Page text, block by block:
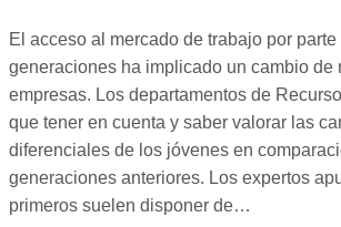
El acceso al mercado de trabajo por
generaciones ha implicado un cambio de
empresas. Los departamentos de
que tener en cuenta y saber valorar las
diferenciales de los jóvenes en
generaciones anteriores. Los expertos
primeros suelen disponer de…